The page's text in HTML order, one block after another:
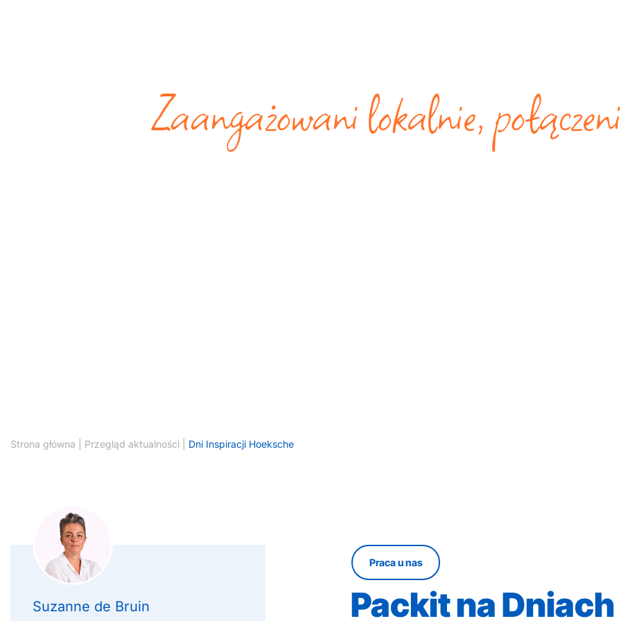
Zaangażowani lokalnie,
Strona główna Przegląd aktualności Dni Inspiracji Hoeksche
Suzanne de Bruin
Praca u nas
Packit na